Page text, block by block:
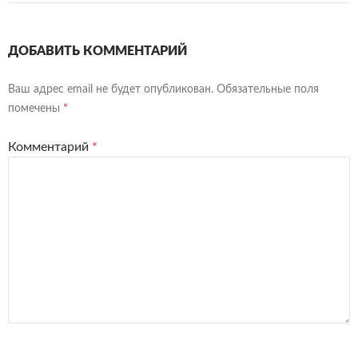
ДОБАВИТЬ КОММЕНТАРИЙ
Ваш адрес email не будет опубликован. Обязательные поля
помечены *
Комментарий *